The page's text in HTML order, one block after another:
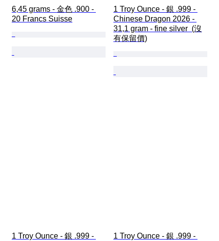
6,45 grams - 金色 .900 -
20 Francs Suisse
1 Troy Ounce - 銀 .999 -
Chinese Dragon 2026 -
31,1 gram - fine silver  (沒
有保留價)
1 Troy Ounce - 銀 .999 -
1 Troy Ounce - 銀 .999 -